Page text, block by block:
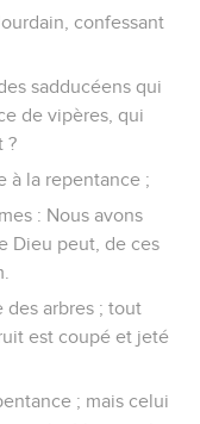
Moi, j'ai besoin
!
maintenant, car
toute justice.
baptisé, monta
cieux lui furent
disant : Celui-ci est